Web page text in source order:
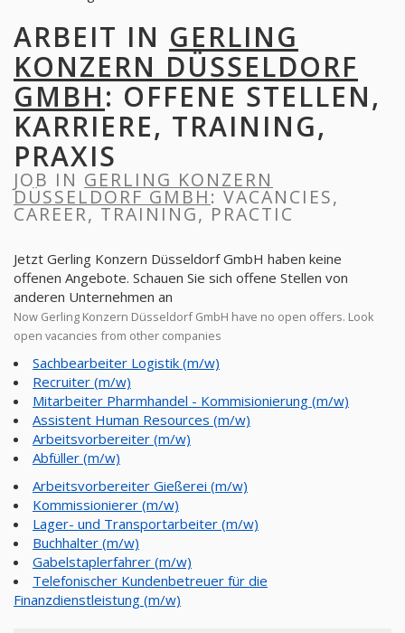
ARBEIT IN GERLING
KONZERN DÜSSELDORF
GMBH: OFFENE STELLEN,
KARRIERE, TRAINING,
PRAXIS
JOB IN GERLING KONZERN
DÜSSELDORF GMBH: VACANCIES,
CAREER, TRAINING, PRACTIC
Jetzt Gerling Konzern Düsseldorf GmbH haben keine
offenen Angebote. Schauen Sie sich offene Stellen von
anderen Unternehmen an
Now Gerling Konzern Düsseldorf GmbH have no open offers. Look
open vacancies from other companies
Sachbearbeiter Logistik (m/w)
Recruiter (m/w)
Mitarbeiter Pharmhandel - Kommisionierung (m/w)
Assistent Human Resources (m/w)
Arbeitsvorbereiter (m/w)
Abfüller (m/w)
Arbeitsvorbereiter Gießerei (m/w)
Kommissionierer (m/w)
Lager- und Transportarbeiter (m/w)
Buchhalter (m/w)
Gabelstaplerfahrer (m/w)
Telefonischer Kundenbetreuer für die
Finanzdienstleistung (m/w)